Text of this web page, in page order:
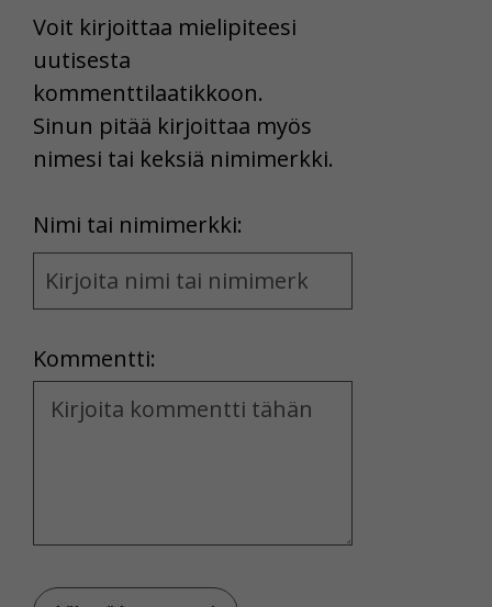
Voit kirjoittaa mielipiteesi
uutisesta
kommenttilaatikkoon.
Sinun pitää kirjoittaa myös
nimesi tai keksiä nimimerkki.
Nimi tai nimimerkki:
Name
and
Kommentti:
Kommentti